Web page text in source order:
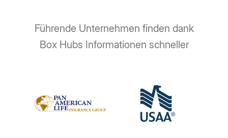
Führende Unternehmen finden dank
Box Hubs Informationen schneller